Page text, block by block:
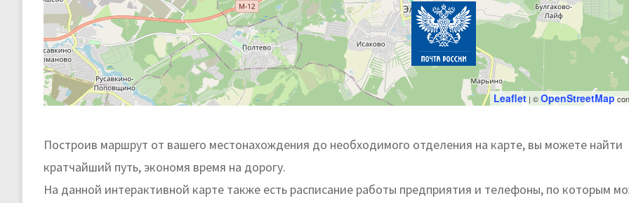
Leaflet | ©OpenStreetMap
Построив маршрут от вашего местонахождения до необходимого отделения на карте, вы можете найти
кратчайший путь, экономя время на дорогу.
На данной интерактивной карте также есть расписание работы предприятия и телефоны, по которым